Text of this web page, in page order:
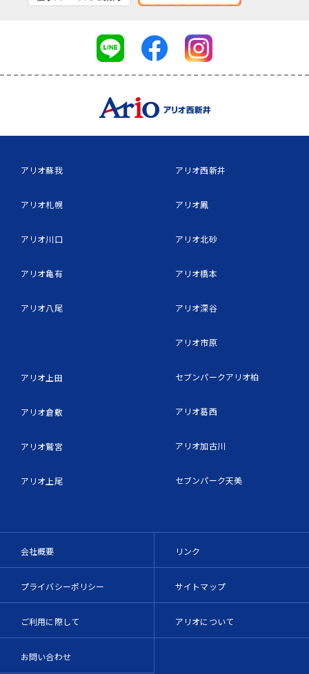
アリオ蘇我
アリオ札幌
アリオ川口
アリオ亀有
アリオ八尾
アリオ上田
アリオ倉敷
アリオ鷲宮
アリオ上尾
アリオ西新井
アリオ鳳
アリオ北砂
アリオ橋本
アリオ深谷
アリオ市原
セブンパークアリオ柏
アリオ葛西
アリオ加古川
セブンパーク天美
会社概要
プライバシーポリシー
ご利用に際して
お問い合わせ
リンク
サイトマップ
アリオについて